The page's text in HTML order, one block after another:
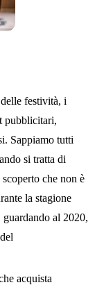
festività, i
pubblicitari,
Sappiamo tutti
si tratta di
che non è
la stagione
al 2020,
acquista